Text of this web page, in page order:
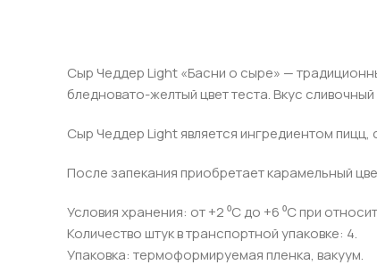
Сыр Чеддер Light «Басни о сыре» —
бледновато-желтый цвет теста. Вкус
Сыр Чеддер Light является ингредиентом пицц,
После запекания приобретает карамельный
Условия хранения: от +2 ⁰С до +6 ⁰С при
Количество штук в транспортной упаковке: 4.
Упаковка: термоформируемая пленка, вакуум.